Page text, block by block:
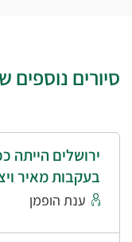
סיורים נוספים
ירושלים הייתה
בעקבות מאיר
ענת הופמן